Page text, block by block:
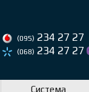
(095) 234 27 27
(068) 234 27 27
Система